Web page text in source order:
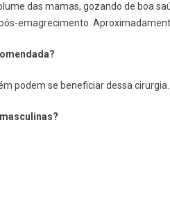
das mamas, gozando de boa
emagrecimento.
podem se beneficiar dessa cirurgia.